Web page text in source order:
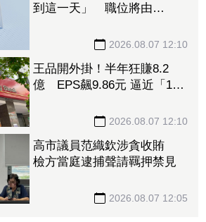
到這一天」 職位將由
2026.08.07 12:10
王品開外掛！半年狂賺8.2
億 EPS飆9.86元 逼近「1股
2026.08.07 12:10
高市議員范織欽涉貪收賄
檢方當庭逮捕聲請羈押禁見
2026.08.07 12:05